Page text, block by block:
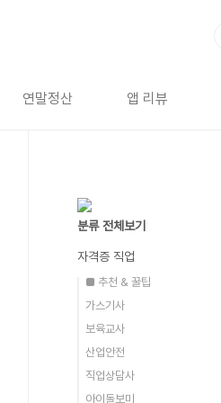
연말정산 앱 리뷰
분류 전체보기
자격증 직업
■ 추천 & 꿀팁
가스기사
보육교사
산업안전
직업상담사
아이돌보미